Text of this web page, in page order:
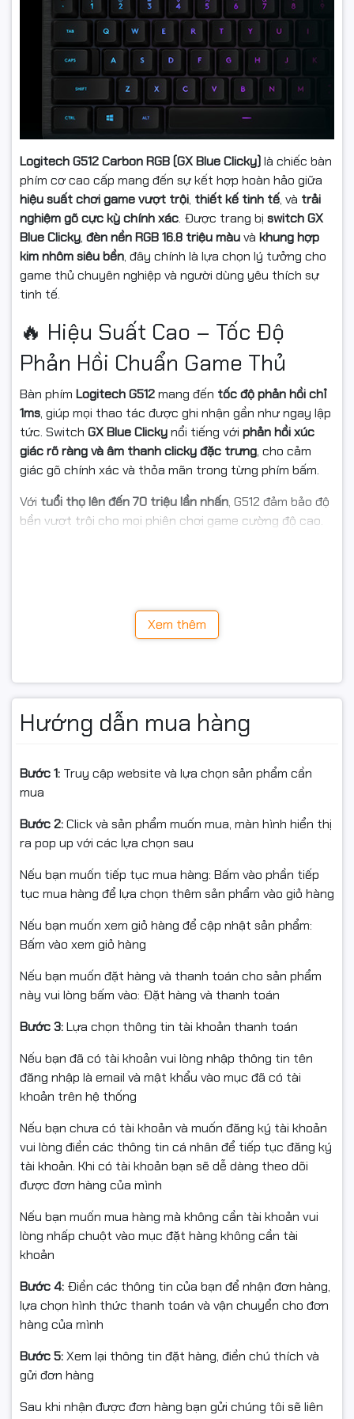
Logitech G512 Carbon RGB (GX Blue Clicky)là chiếc bàn
phím cơ cao cấp mang đến sự kết hợp hoàn hảo giữa
hiệu suất chơi game vượt trội, thiết kế tinh tế, và trải
nghiệm gõ cực kỳ chính xác. Được trang bị switch GX
Blue Clicky, đèn nền RGB 16.8 triệu màuvà khung hợp
kim nhôm siêu bền, đây chính là lựa chọn lý tưởng cho
game thủ chuyên nghiệp và người dùng yêu thích sự
tinh tế.
🔥 Hiệu Suất Cao – Tốc Độ
Phản Hồi Chuẩn Game Thủ
Bàn phím Logitech G512mang đến tốc độ phản hồi chỉ
1ms, giúp mọi thao tác được ghi nhận gần như ngay lập
tức. Switch GX Blue Clickynổi tiếng với phản hồi xúc
giác rõ ràng và âm thanh clicky đặc trưng, cho cảm
giác gõ chính xác và thỏa mãn trong từng phím bấm.
Với tuổi thọ lên đến 70 triệu lần nhấn, G512 đảm bảo độ
bền vượt trội cho mọi phiên chơi game cường độ cao.
LIGHTSYNC RGB mang đến
cho từng phím.
Tất cả được điều khiển trực tiếp qua phần mềm
Logitech G HUB, giúp cá nhân hóa trải nghiệm chiếu
sáng theo phong cách của bạn.
💪 Hợp Kim Nhôm Cao Cấp –
Vững Chắc & Sang Trọng
Khung bàn phím được chế tác từhợp kim nhôm–magiê
5052— vật liệu thường dùng trong ngành hàng không.
sang trọng, hiện đại, vừa đảm bảođộ bền chắc, chống
trượt và chống biến dạng tuyệt vời
⚡ Cổng USB Pass-Through Tiện
Lợi
Bàn phím tích hợp
cổng USB chuyển qua (USB pass-
through)
, cho phép người dùng kết nối
nghehoặc sạc thiết bị ngay trên bàn phím.
Tốc độ truyền dữ liệu ổn định và tiện lợi giúp bạn giữ
cho khu vực làm việc gọn gàng và tối ưu hơn.
Xem thêm
Hướng dẫn mua hàng
Bước 1: Truy cập website và lựa chọn sản phẩm cần
mua
Bước 2:Click và sản phẩm muốn mua, màn hình hiển thị
ra pop up với các lựa chọn sau
Nếu bạn muốn tiếp tục mua hàng: Bấm vào phần tiếp
tục mua hàng để lựa chọn thêm sản phẩm vào giỏ hàng
Nếu bạn muốn xem giỏ hàng để cập nhật sản phẩm:
Bấm vào xem giỏ hàng
Nếu bạn muốn đặt hàng và thanh toán cho sản phẩm
này vui lòng bấm vào: Đặt hàng và thanh toán
Bước 3:Lựa chọn thông tin tài khoản thanh toán
Nếu bạn đã có tài khoản vui lòng nhập thông tin tên
đăng nhập là email và mật khẩu vào mục đã có tài
khoản trên hệ thống
Nếu bạn chưa có tài khoản và muốn đăng ký tài khoản
vui lòng điền các thông tin cá nhân để tiếp tục đăng ký
tài khoản. Khi có tài khoản bạn sẽ dễ dàng theo dõi
được đơn hàng của mình
Nếu bạn muốn mua hàng mà không cần tài khoản vui
lòng nhấp chuột vào mục đặt hàng không cần tài
khoản
Bước 4: Điền các thông tin của bạn để nhận đơn hàng,
lựa chọn hình thức thanh toán và vận chuyển cho đơn
hàng của mình
Bước 5:Xem lại thông tin đặt hàng, điền chú thích và
gửi đơn hàng
Sau khi nhận được đơn hàng bạn gửi chúng tôi sẽ liên
🎧 Trải Nghiệm Hoàn Hảo Cho Mọi
Người Dùng
Dù bạn là game thủ chuyên nghiệp, lập trình viên
làm việc văn phòng yêu thích bàn phím cơ ,
Logitech G512 Carbon RGB GX Blue Clicky
đều mang đến cảm
giác gõ chính xác, âm thanh clicky rõ ràng và phản hồi cực
nhanh.
---
⚙️ Thông Số Kỹ Thuật Cơ Bản
Logitech G512 Carbon RGB (GX Blue Clicky)
Loại switch
click rõ)
Đèn nền RGB 16.8 triệu màu, LIGHTSYNC
Kết nối USB có dây
Tốc độ phản
hồi
1ms
USB pass-through, Game Mode, Macro tùy chỉnh,
bộ nhớ trong